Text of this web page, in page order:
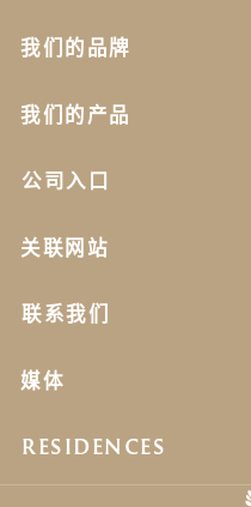
我们的品牌
我们的产品
公司入口
关联网站
联系我们
媒体
RESIDENCES